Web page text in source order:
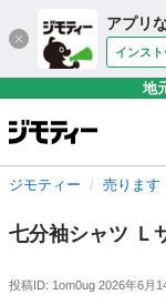
アプリ
インス
地
ジモティー 売ります
七分袖シャツ Ｌ
投稿ID: 1om0ug 2026年6月